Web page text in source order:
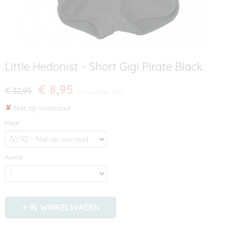
Little Hedonist - Short Gigi Pirate Black
€ 32,95 € 8,95 (inclusief btw 21%)
✘ Niet op voorraad
Maat
Aantal
IN WINKELWAGEN